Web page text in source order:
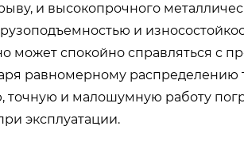
и высокопрочного
и
может спокойно справляться с
равномерному распределению
и малошумную работу
эксплуатации.